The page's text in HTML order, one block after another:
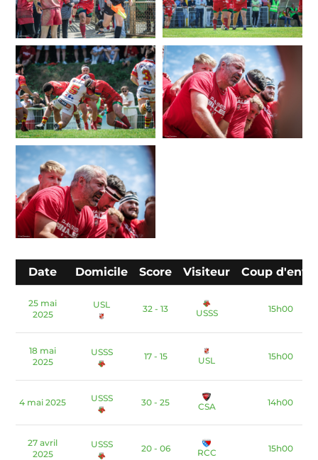
Date Domicile Score Visiteur Coup
25 mai
2025
USL 32 - 13 USSS 15h00
18 mai
2025
USSS 17 - 15 USL 15h00
4 mai 2025 USSS 30 - 25 CSA 14h00
27 avril
2025
USSS 20 - 06 RCC 15h00